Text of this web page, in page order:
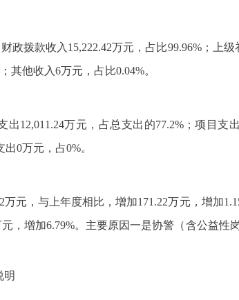
政拨款收入15,222.42万元，占比99.96%；上
其他收入6万元，占比0.04%。
出12,011.24万元，占总支出的77.2%；项目
0万元，占0%。
万元，与上年度相比，增加171.22万元，增加
，增加6.79%。主要原因一是协警（含公益
明